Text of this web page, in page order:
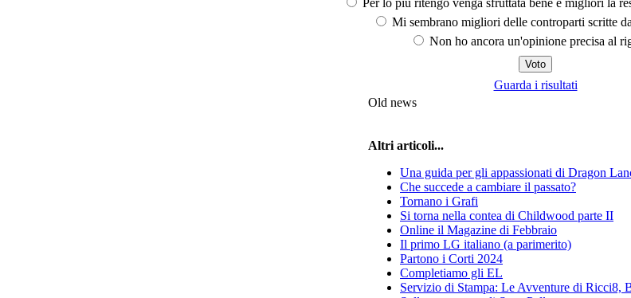
Mi sembrano migliori delle controparti scritte
Non ho ancora un'opinione precisa al
Guarda i risultati
Old news
Altri articoli...
Una guida per gli appassionati di Dragon
Che succede a cambiare il passato?
Tornano i Grafi
Si torna nella contea di Childwood parte II
Online il Magazine di Febbraio
Il primo LG italiano (a parimerito)
Partono i Corti 2024
Completiamo gli EL
Servizio di Stampa: Le Avventure di Ricci8,